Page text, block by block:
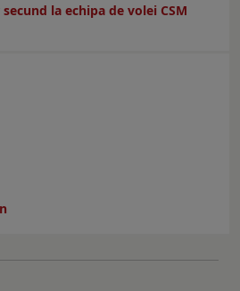
la echipa de volei CSM